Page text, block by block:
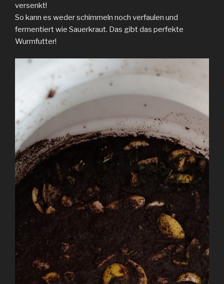
versenkt!
So kann es weder schimmeln noch verfaulen und
fermentiert wie Sauerkraut. Das gibt das perfekte
Wurmfutter!